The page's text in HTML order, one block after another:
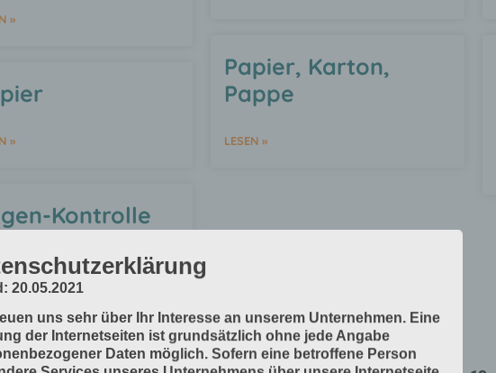
»
»
Papier, Karton,
Pappe
LESEN »
Kontrolle
»
20.05.2021
uns sehr über Ihr Interesse an unserem Unternehmen. Eine
der Internetseiten ist grundsätzlich ohne jede Angabe
Daten möglich. Sofern eine betroffene Person